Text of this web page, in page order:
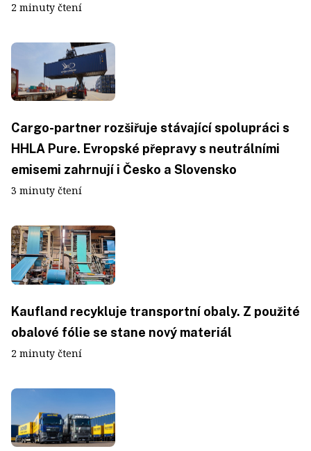
2 minuty čtení
Cargo-partner rozšiřuje stávající spolupráci s
HHLA Pure. Evropské přepravy s neutrálními
emisemi zahrnují i Česko a Slovensko
3 minuty čtení
Kaufland recykluje transportní obaly. Z použité
obalové fólie se stane nový materiál
2 minuty čtení